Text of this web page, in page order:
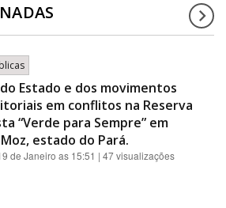
Estado e dos movimentos
em conflitos na Reserva
“Verde para Sempre” em
estado do Pará.
de Janeiro as 15:51 | 47 visualizações